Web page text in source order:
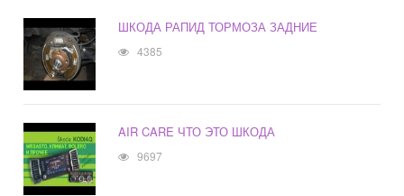
ШКОДА РАПИД ТОРМОЗА ЗАДНИЕ
4385
AIR CARE ЧТО ЭТО ШКОДА
9697